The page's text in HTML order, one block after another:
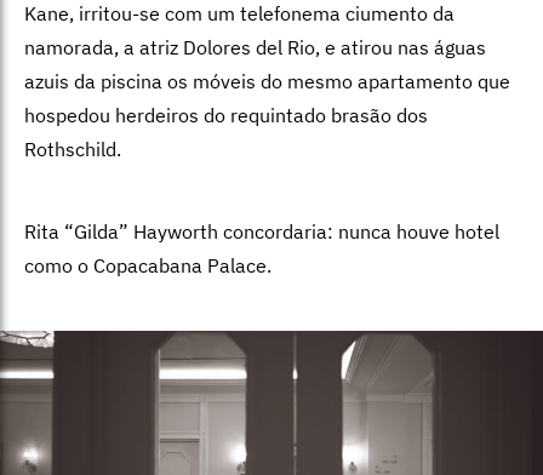
Kane, irritou-se com um telefonema ciumento da
namorada, a atriz Dolores del Rio, e atirou nas águas
azuis da piscina os móveis do mesmo apartamento que
hospedou herdeiros do requintado brasão dos
Rothschild.
Rita “Gilda” Hayworth concordaria: nunca houve hotel
como o Copacabana Palace.